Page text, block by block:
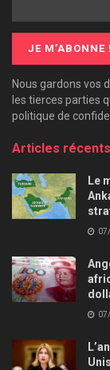
Nous gardons vos
les tierces parties
politique de
Articles récents
Le